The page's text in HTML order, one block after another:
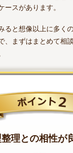
ースがあります。
ると想像以上に多く
、まずはまとめて相
理との相性が